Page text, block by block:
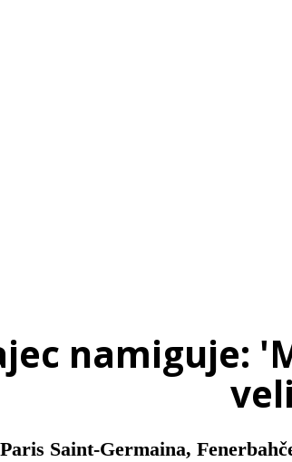
namiguje:
Saint-Germaina,